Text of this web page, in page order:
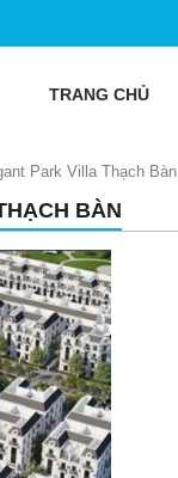
TRANG CHỦ
Park Villa Thạch Bàn
BÀN